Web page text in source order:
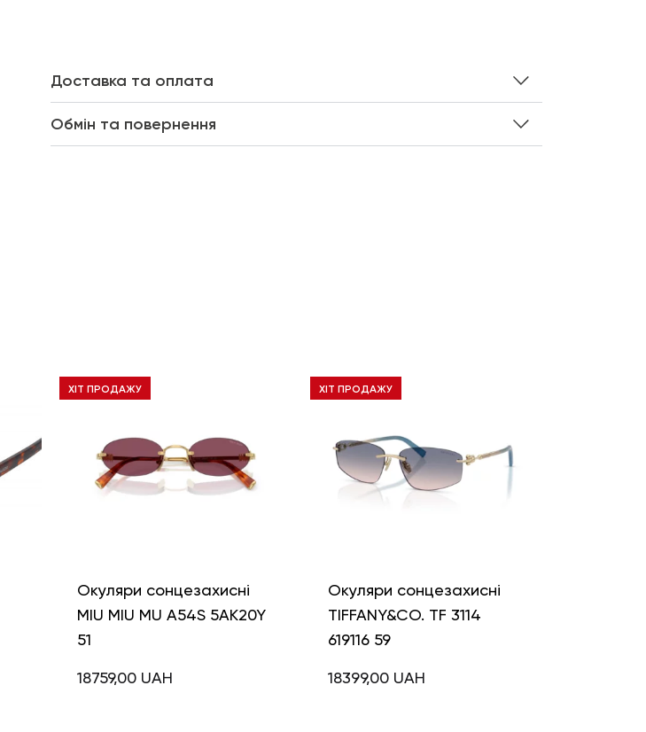
Доставка та оплата
Обмін та повернення
ХІТ ПРОДАЖУ
Окуляри сонцезахисні
MIU MIU MU A54S 5AK20Y
51
18759,00 UAH
ХІТ ПРОДАЖУ
Окуляри сонцезахисні
TIFFANY&CO. TF 3114
619116 59
18399,00 UAH